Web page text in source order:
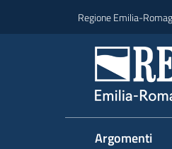
Regione Emilia-
Argomenti